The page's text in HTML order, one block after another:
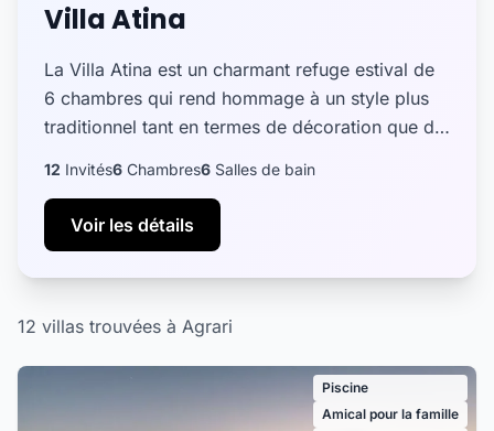
Villa Atina
La Villa Atina est un charmant refuge estival de
6 chambres qui rend hommage à un style plus
traditionnel tant en termes de décoration que de
12 Invités6 Chambres6 Salles de bain
Voir les détails
12 villas trouvées à Agrari
Piscine
Amical pour la famille